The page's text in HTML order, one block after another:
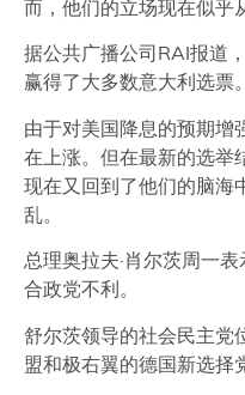
而，他们的立场现在似乎
据公共广播公司RAI报道
赢得了大多数意大利选票。
由于对美国降息的预期增
在上涨。但在最新的选举
现在又回到了他们的脑海
乱。
总理奥拉夫·肖尔茨周一
合政党不利。
舒尔茨领导的社会民主党
盟和极右翼的德国新选择